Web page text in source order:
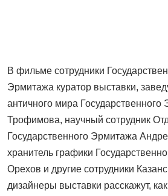
В фильме сотрудники
Эрмитажа куратор выставки,
античного мира
Трофимова, научный сотрудник
Государственного Эрмитажа
хранитель графики
Орехов и другие сотрудники
дизайнеры выставки расскажут,